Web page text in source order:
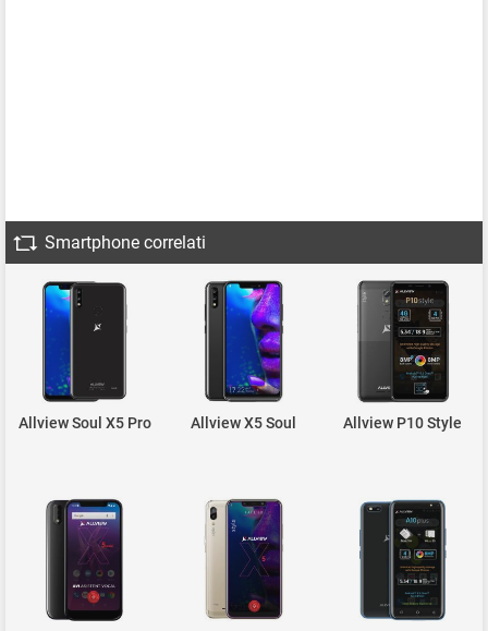
Smartphone correlati
Allview Soul X5 Pro Allview X5 Soul Allview P10 Style